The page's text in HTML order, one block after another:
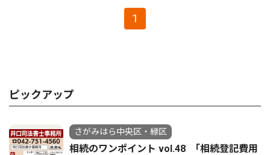
1
ピックアップ
さがみはら中央区・緑区
相続のワンポイント vol.48 ｢相続登記費用